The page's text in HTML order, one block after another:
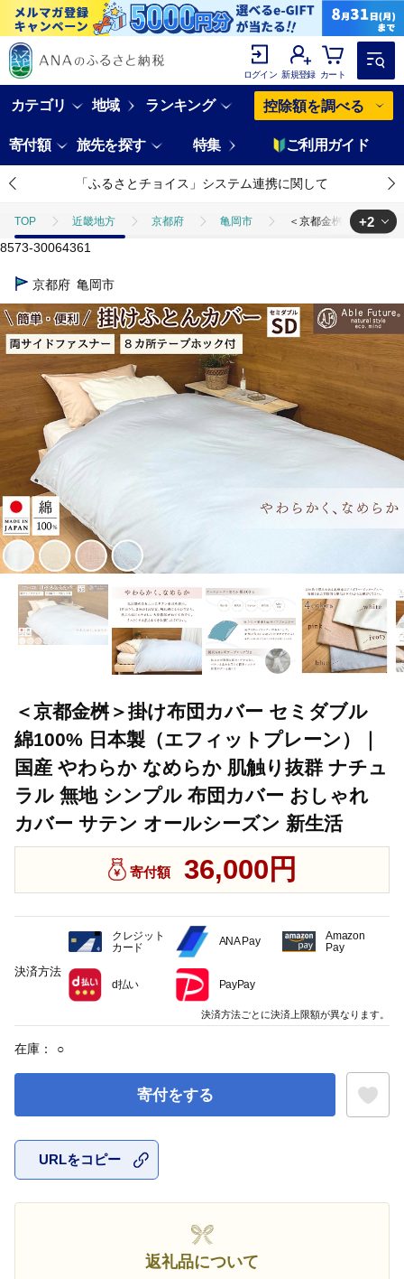
ログイン 新規登録 カート
カテゴリ 地域 ランキング 控除額を調べる
寄付額 旅先を探す 特集 ご利用ガイド
「ふるさとチョイス」システム連携に関して
TOP 近畿地方 京都府 亀岡市 ＜京都金桝＞掛け布団
TOP 日用品・雑貨
TOP 日用品・雑貨
+2
8573-30064361
京都府 亀岡市
＜京都金桝＞掛け布団カバー セミダブル
綿100% 日本製（エフィットプレーン）｜
国産 やわらか なめらか 肌触り抜群 ナチュ
ラル 無地 シンプル 布団カバー おしゃれ
カバー サテン オールシーズン 新生活
寄付額 36,000円
在庫： ○
寄付をする
URLをコピー
返礼品について
決済方法
クレジット
カード
ANA Pay
Amazon
Pay
d払い PayPay
決済方法ごとに決済上限額が異なります。